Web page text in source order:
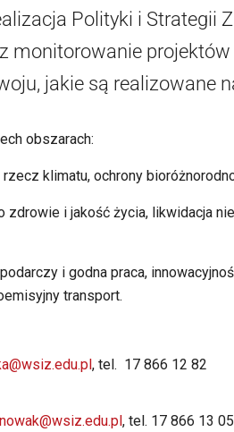
Polityki i Strategii
monitorowanie
jakie są realizowane
obszarach:
rzecz klimatu, ochrony
zdrowie i jakość życia, likwidacja
i godna praca,
transport.
, tel. 17 866 12 82
, tel. 17 866 13 05